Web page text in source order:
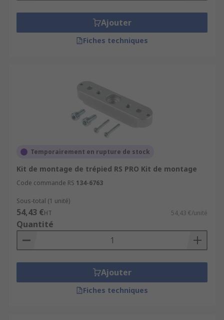
Ajouter
Fiches techniques
Temporairement en rupture de stock
Kit de montage de trépied RS PRO Kit de montage
Code commande RS 134-6763
Sous-total (1 unité)
54,43 €HT 54,43 €/unité
Quantité
Ajouter
Fiches techniques